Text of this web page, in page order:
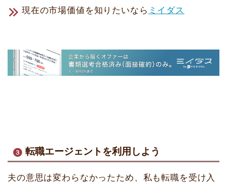
現在の市場価値を知りたいなら ミイダス
転職エージェントを利用しよう
夫の意思は変わらなかったため、私も転職を受け入